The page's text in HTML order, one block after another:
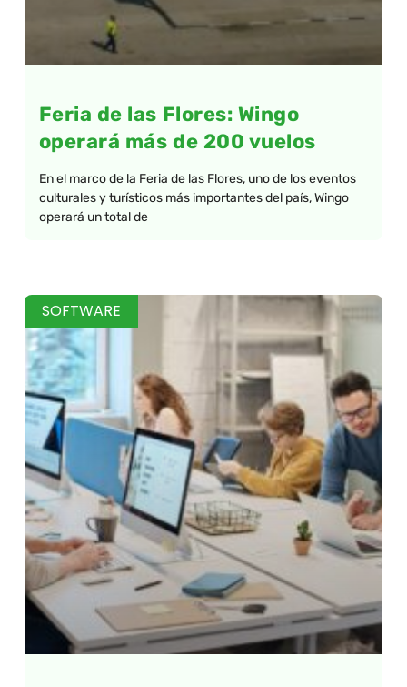
Feria de las Flores: Wingo
operará más de 200 vuelos
En el marco de la Feria de las Flores, uno de los eventos
culturales y turísticos más importantes del país, Wingo
operará un total de
SOFTWARE